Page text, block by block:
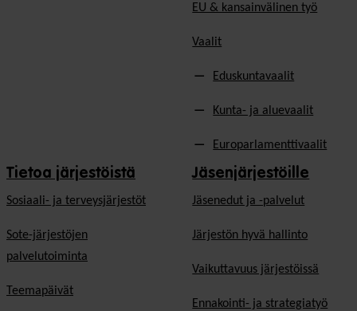
EU & kansainvälinen työ
Vaalit
Eduskuntavaalit
Kunta- ja aluevaalit
Europarlamenttivaalit
Tietoa järjestöistä
Sosiaali- ja terveysjärjestöt
Sote-järjestöjen
palvelutoiminta
Teemapäivät
Jäsenjärjestöille
Jäsen­edut ja -palvelut
Järjestön hyvä hallinto
Vaikuttavuus järjestöissä
Ennakointi- ja strategiatyö